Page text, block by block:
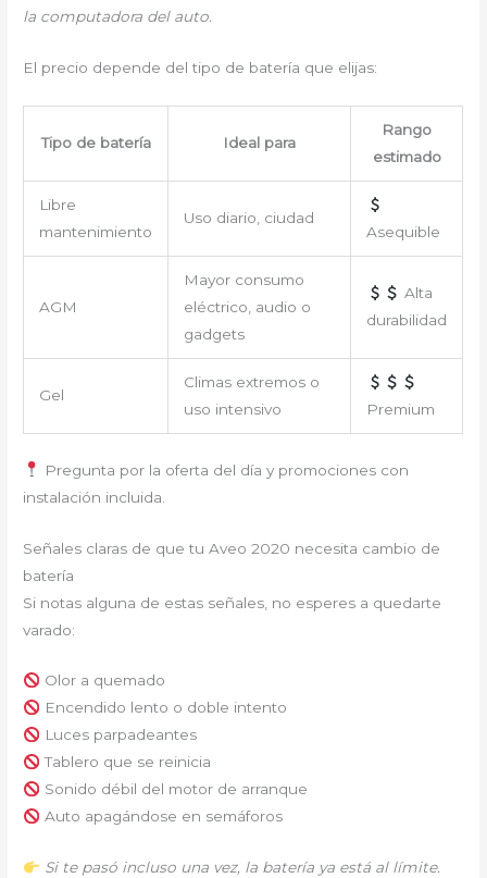
la computadora del auto.
El precio depende del tipo de batería que elijas:
Tipo de batería Ideal para
Rango
estimado
Libre
mantenimiento
Uso diario, ciudad
Asequible
AGM
Mayor consumo
eléctrico, audio o
gadgets
Alta
durabilidad
Gel
Climas extremos o
uso intensivo
Premium
Pregunta por la oferta del día y promociones con
instalación incluida.
Señales claras de que tu Aveo 2020 necesita cambio de
batería
Si notas alguna de estas señales, no esperes a quedarte
varado:
Olor a quemado
Encendido lento o doble intento
Luces parpadeantes
Tablero que se reinicia
Sonido débil del motor de arranque
Auto apagándose en semáforos
Si te pasó incluso una vez, la batería ya está al límite.